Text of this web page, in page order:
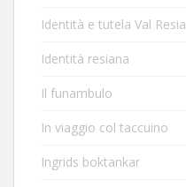
Identità e tutela Val Resia
Identità resiana
Il funambulo
In viaggio col taccuino
Ingrids boktankar